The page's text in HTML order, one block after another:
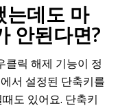
는데도 마
안된다면?
클릭 해제 기능이 정
서 설정된 단축키를
도 있어요. 단축키